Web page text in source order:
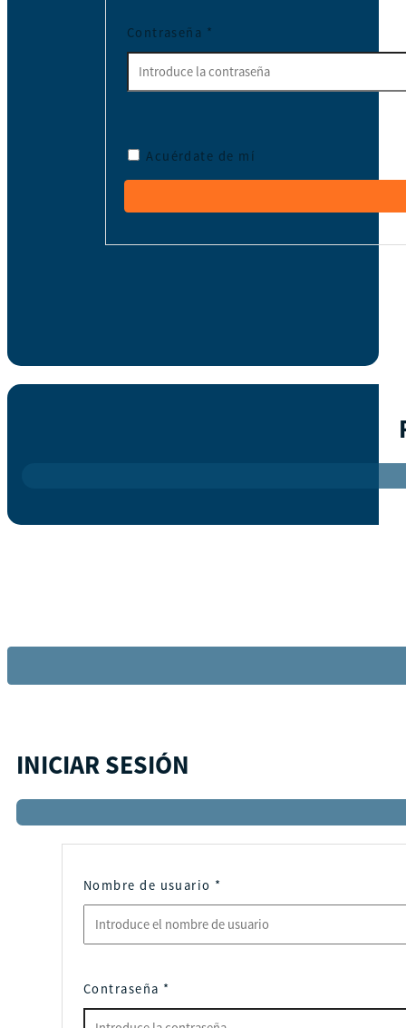
Contraseña *
Acuérdate de mí
INICIAR SESIÓN
Nombre de usuario *
Contraseña *